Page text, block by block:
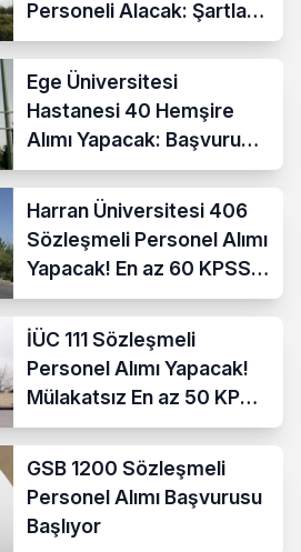
Personeli Alacak: Şartlar
ve Ücretler
Ege Üniversitesi
Hastanesi 40 Hemşire
Alımı Yapacak: Başvuru
Şartları ve KPSS Puanı
Harran Üniversitesi 406
Sözleşmeli Personel Alımı
Yapacak! En az 60 KPSS
ve Lise
İÜC 111 Sözleşmeli
Personel Alımı Yapacak!
Mülakatsız En az 50 KPSS
ve Lise Mezunu
GSB 1200 Sözleşmeli
Personel Alımı Başvurusu
Başlıyor